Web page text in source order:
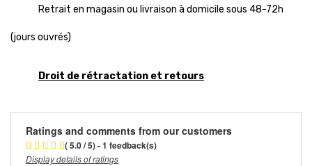
Retrait en magasin ou livraison à domicile sous 48-72h
(jours ouvrés)
Droit de rétractation et retours
Ratings and comments from our customers
( 5.0 / 5) - 1 feedback(s)
Display details of ratings